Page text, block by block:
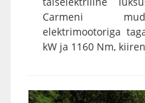
Carmeni
elektrimootoriga
kW ja 1160 Nm,